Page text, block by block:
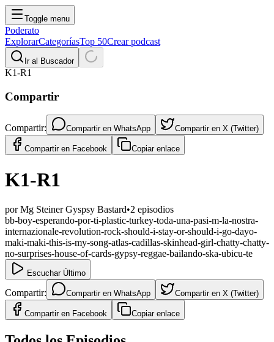
Toggle menu
Poderato
ExplorarCategoríasTop 50Crear podcast
Ir al Buscador
K1-R1
Compartir
Compartir: Compartir en WhatsApp Compartir en X (Twitter)
Compartir en Facebook Copiar enlace
K1-R1
porMg Steiner Gyspsy Bastard•2 episodios
bb-boy-esperando-por-ti-plastic-turkey-toda-una-pasi-m-la-nostra-
internazionale-revolution-rock-should-i-stay-or-should-i-go-dayo-
maki-maki-this-is-my-song-atlas-cadillas-skinhead-girl-chatty-chatty-
no-surprises-house-of-cards-gypsy-reggae-bailando-ska-ubicu-te
Escuchar Último
Compartir: Compartir en WhatsApp Compartir en X (Twitter)
Compartir en Facebook Copiar enlace